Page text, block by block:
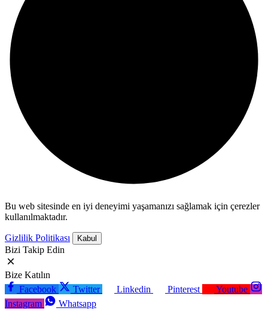
Bu web sitesinde en iyi deneyimi yaşamanızı sağlamak için çerezler
kullanılmaktadır.
Gizlilik Politikası Kabul
Bizi Takip Edin
Bize Katılın
Facebook
Twitter Linkedin Pinterest
Youtube
Instagram
Whatsapp